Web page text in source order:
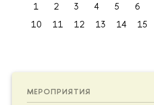
МЕРОПРИЯТИЯ
1 2 3 4 5 6
10
11 12 13 14 15